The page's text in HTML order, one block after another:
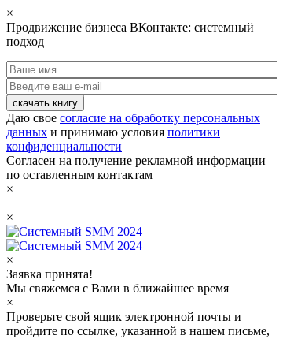
×
Продвижение бизнеса ВКонтакте: системный
подход
скачать книгу
Даю свое согласие на обработку персональных
данных и принимаю условия политики
конфиденциальности
Согласен на получение рекламной информации
по оставленным контактам
×
×
×
Заявка принята!
Мы свяжемся с Вами в ближайшее время
×
Проверьте свой ящик электронной почты и
пройдите по ссылке, указанной в нашем письме,